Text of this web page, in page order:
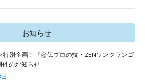
お知らせ
特別企画！『㊙️伝プロの技・ZENソンクランゴ
催のお知らせ